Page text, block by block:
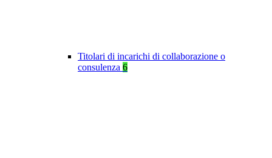
Titolari di incarichi di collaborazione o
consulenza 6